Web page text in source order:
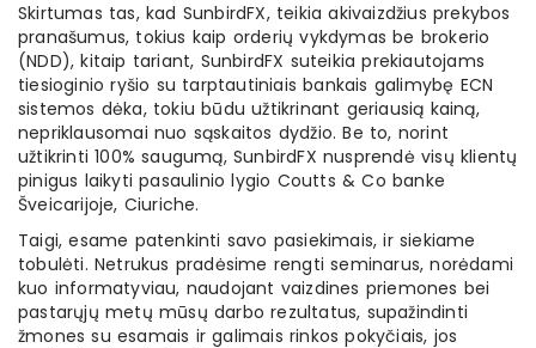
Skirtumas tas, kad SunbirdFX, teikia akivaizdžius prekybos
pranašumus, tokius kaip orderių vykdymas be brokerio
(NDD), kitaip tariant, SunbirdFX suteikia prekiautojams
tiesioginio ryšio su tarptautiniais bankais galimybę ECN
sistemos dėka, tokiu būdu užtikrinant geriausią kainą,
nepriklausomai nuo sąskaitos dydžio. Be to, norint
užtikrinti 100% saugumą, SunbirdFX nusprendė visų klientų
pinigus laikyti pasaulinio lygio Coutts & Co banke
Šveicarijoje, Ciuriche.
Taigi, esame patenkinti savo pasiekimais, ir siekiame
tobulėti. Netrukus pradėsime rengti seminarus, norėdami
kuo informatyviau, naudojant vaizdines priemones bei
pastarųjų metų mūsų darbo rezultatus, supažindinti
žmones su esamais ir galimais rinkos pokyčiais, jos